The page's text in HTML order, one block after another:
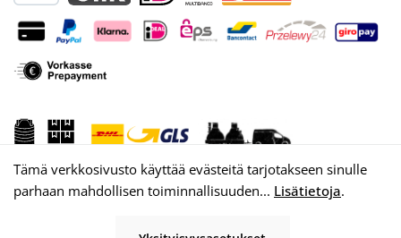
Tämä verkkosivusto käyttää evästeitä tarjotakseen sinulle
parhaan mahdollisen toiminnallisuuden... Lisätietoja.